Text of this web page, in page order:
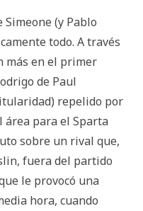
(y Pablo
todo. A través
más en el primer
de Paul
repelido por
área para el Sparta
sobre un rival que,
fuera del partido
le provocó una
hora, cuando